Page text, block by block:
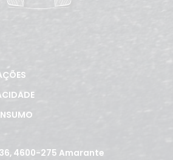
4600-275 Amarante